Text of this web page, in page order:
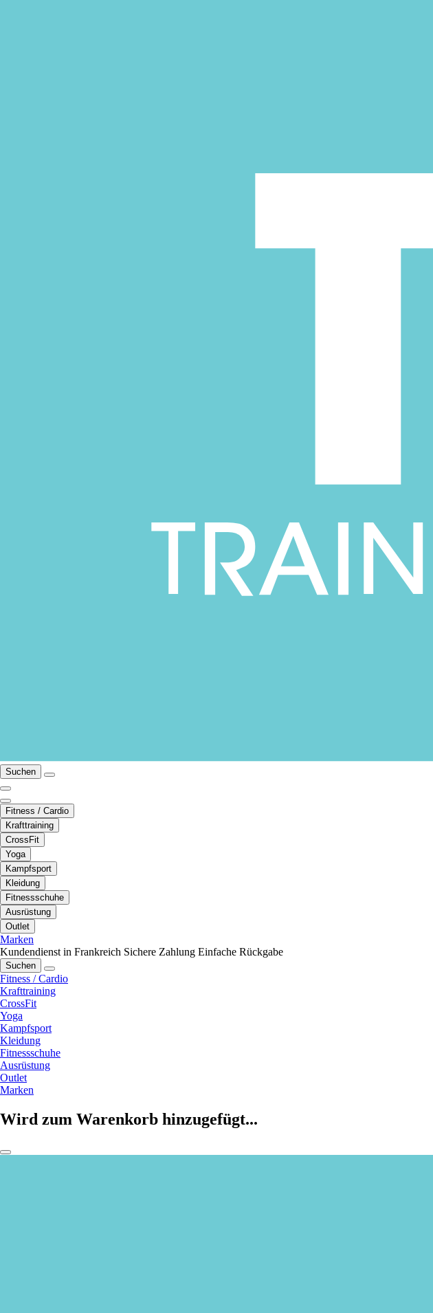
Suchen
Fitness / Cardio
Krafttraining
CrossFit
Yoga
Kampfsport
Kleidung
Fitnessschuhe
Ausrüstung
Outlet
Marken
Kundendienst in Frankreich Sichere Zahlung Einfache Rückgabe
Suchen
Fitness / Cardio
Krafttraining
CrossFit
Yoga
Kampfsport
Kleidung
Fitnessschuhe
Ausrüstung
Outlet
Marken
Wird zum Warenkorb hinzugefügt...